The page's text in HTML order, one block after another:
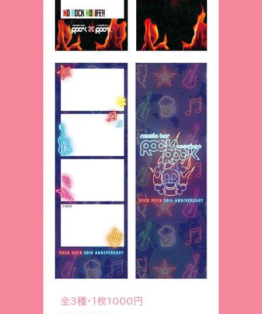
全3種・1枚1000円